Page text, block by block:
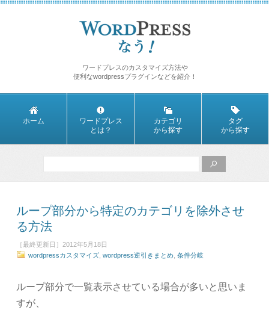
ワードプレスのカスタマイズ方法や
便利なwordpressプラグインなどを紹介！
ホーム
ワードプレス
とは？
カテゴリ
から探す
タグ
から探す
ループ部分から特定のカテゴリを除外させ
る方法
［最終更新日］2012年5月18日
wordpressカスタマイズ, wordpress逆引きまとめ, 条件分岐
ループ部分で一覧表示させている場合が多いと思いま
すが、